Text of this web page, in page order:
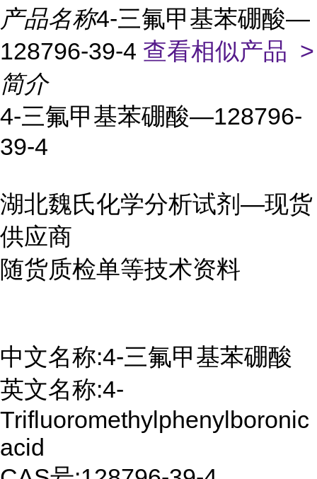
产品名称4-三氟甲基苯硼酸—
128796-39-4 查看相似产品 >
简介
4-三氟甲基苯硼酸—128796-
39-4
湖北魏氏化学分析试剂—现货
供应商
随货质检单等技术资料
中文名称:4-三氟甲基苯硼酸
英文名称:4-
Trifluoromethylphenylboronic
acid